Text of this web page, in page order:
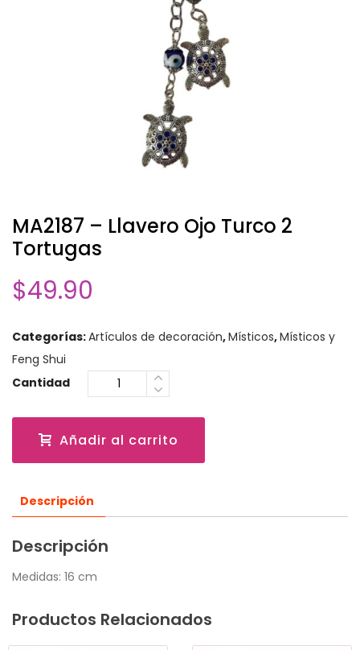
MA2187 – Llavero Ojo Turco 2
Tortugas
$49.90
Categorías:Artículos de decoración,Místicos,Místicos y
Feng Shui
Cantidad
Añadir al carrito
Descripción
Descripción
Medidas: 16 cm
Productos Relacionados